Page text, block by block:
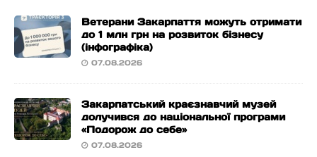
Ветерани Закарпаття можуть отримати
до 1 млн грн на розвиток бізнесу
(інфографіка)
07.08.2026
Закарпатський краєзнавчий музей
долучився до національної програми
«Подорож до себе»
07.08.2026